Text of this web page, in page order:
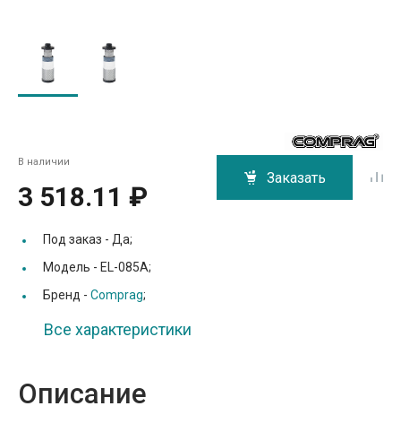
В наличии
3 518.11 ₽
Заказать
Под заказ - Да;
Модель - EL-085A;
Бренд - Comprag;
Все характеристики
Описание